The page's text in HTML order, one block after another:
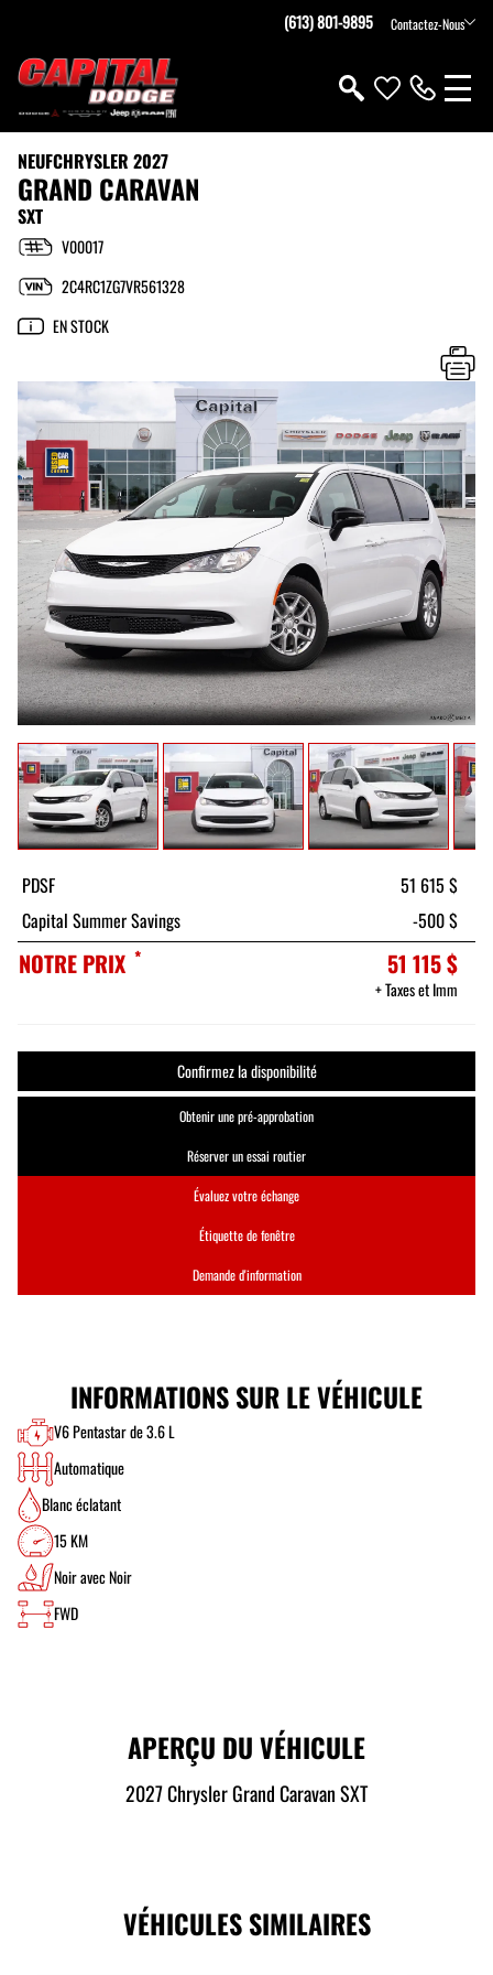
(613) 801-9895 Contactez-Nous
NEUFCHRYSLER 2027
GRAND CARAVAN
SXT
V00017
2C4RC1ZG7VR561328
EN STOCK
Obtenir une pré-approbation
Réserver un essai routier
Évaluez votre échange
Étiquette de fenêtre
Demande d'information
PDSF
51 615 $
Capital Summer Savings
-500 $
NOTRE PRIX * 51 115 $
+ Taxes et Imm
Confirmez la disponibilité
INFORMATIONS SUR LE VÉHICULE
V6 Pentastar de 3.6 L
Automatique
Blanc éclatant
15 KM
Noir avec Noir
FWD
APERÇU DU VÉHICULE
2027 Chrysler Grand Caravan SXT
VÉHICULES SIMILAIRES